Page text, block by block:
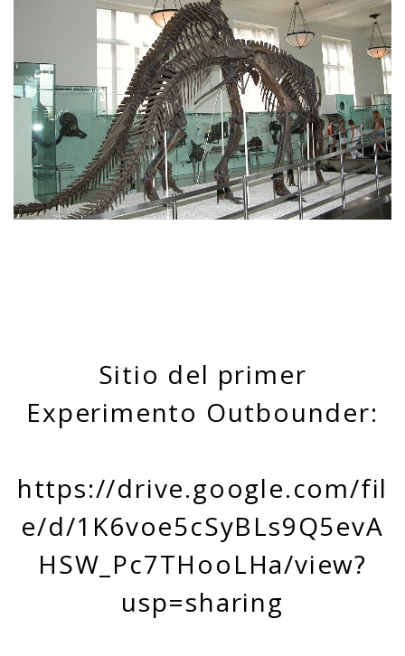
Sitio del primer
Experimento Outbounder:
https://drive.google.com/fil
e/d/1K6voe5cSyBLs9Q5evA
HSW_Pc7THooLHa/view?
usp=sharing